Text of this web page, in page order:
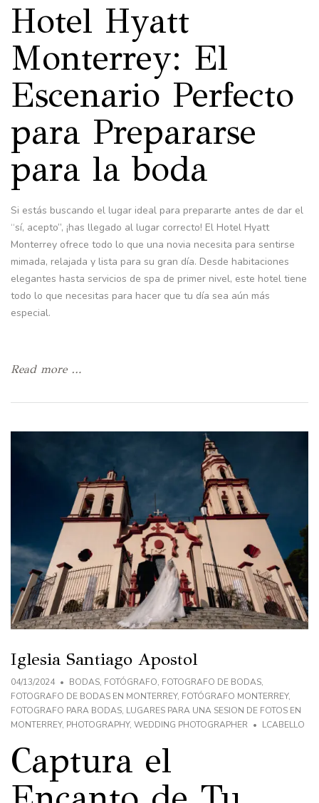
Hotel Hyatt
Monterrey: El
Escenario Perfecto
para Prepararse
para la boda
Si estás buscando el lugar ideal para prepararte antes de dar el
“sí, acepto”, ¡has llegado al lugar correcto! El Hotel Hyatt
Monterrey ofrece todo lo que una novia necesita para sentirse
mimada, relajada y lista para su gran día. Desde habitaciones
elegantes hasta servicios de spa de primer nivel, este hotel tiene
todo lo que necesitas para hacer que tu día sea aún más
especial.
Read more …
Iglesia Santiago Apostol
04/13/2024 BODAS, FOTÓGRAFO, FOTOGRAFO DE BODAS,
FOTOGRAFO DE BODAS EN MONTERREY, FOTÓGRAFO MONTERREY,
FOTOGRAFO PARA BODAS, LUGARES PARA UNA SESION DE FOTOS EN
MONTERREY, PHOTOGRAPHY, WEDDING PHOTOGRAPHER LCABELLO
Captura el